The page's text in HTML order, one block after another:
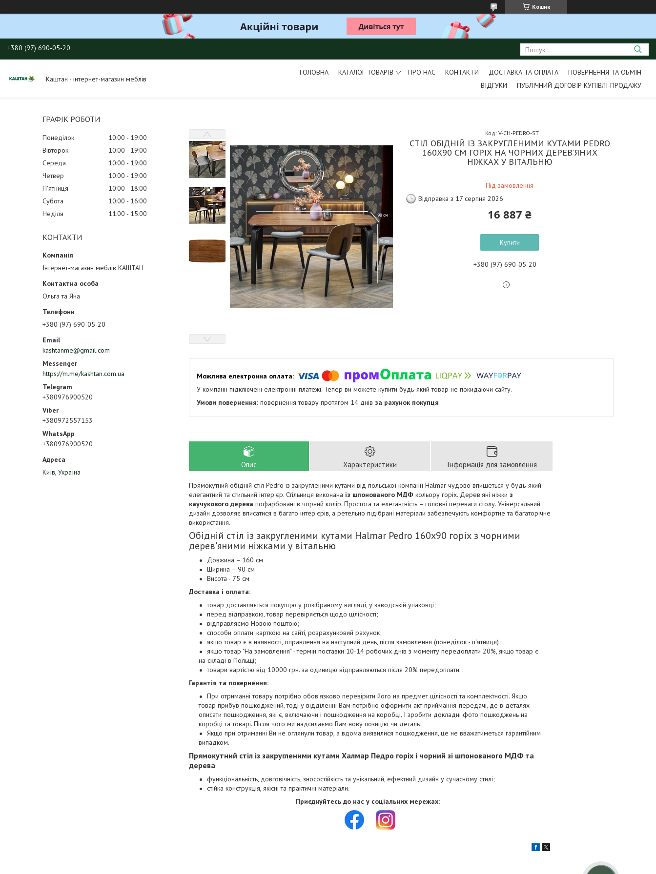
Кошик
+380 (97) 690-05-20
Каштан - інтернет-магазин меблів
ГОЛОВНА КАТАЛОГ ТОВАРІВ ПРО НАС КОНТАКТИ ДОСТАВКА ТА ОПЛАТА
ПОВЕРНЕННЯ ТА ОБМІН
ВІДГУКИ
ПУБЛІЧНИЙ ДОГОВІР КУПІВЛІ-ПРОДАЖУ
ГРАФІК РОБОТИ
Понеділок 10:00
19:00
Вівторок
10:00
19:00
Середа
10:00
19:00
Четвер
10:00
19:00
Пʼятниця
10:00
18:00
Субота
10:00
16:00
Неділя
11:00 15:00
КОНТАКТИ
Інтернет-магазин меблів КАШТАН
Ольга та Яна
+380 (97) 690-05-20
kashtanme@gmail.com
https://m.me/kashtan.com.ua
+380976900520
+380972557153
+380976900520
Київ, Україна
СТІЛ ОБІДНІЙ ІЗ ЗАКРУГЛЕНИМИ КУТАМИ PEDRO
160Х90 СМ ГОРІХ НА ЧОРНИХ ДЕРЕВ'ЯНИХ
НІЖКАХ У ВІТАЛЬНЮ
Під замовлення
Код:V-CH-PEDRO-ST
Відправка з 17 серпня 2026
16 887 ₴
Купити
+380 (97) 690-05-20
У компанії підключені електронні платежі. Тепер ви можете купити будь-який товар не покидаючи сайту.
повернення товару протягом 14 днів за рахунок покупця
Опис Характеристики Інформація для замовлення
Прямокутний обідній стіл Pedro із закругленими кутами від польської компанії Halmar чудово впишеться у будь-який
елегантний та стильний інтер'єр. Стільниця виконана із шпонованого МДФ кольору горіх. Дерев'яні ніжки з
каучукового дерева пофарбовані в чорний колір. Простота та елегантність – головні переваги столу. Універсальний
дизайн дозволяє вписатися в багато інтер'єрів, а ретельно підібрані матеріали забезпечують комфортне та багаторічне
використання.
Обідній стіл із закругленими кутами Halmar Pedro 160х90 горіх з чорними
дерев'яними ніжками у вітальню
Довжина – 160 см
Ширина – 90 см
Висота - 75 см
Доставка і оплата:
товар доставляється покупцю у розібраному вигляді, у заводській упаковці;
перед відправкою, товар перевіряється щодо цілісності;
відправляємо Новою поштою;
способи оплати: карткою на сайті, розрахунковий рахунок;
якщо товар є в наявності, оправлення на наступний день, після замовлення (понеділок - п'ятниця);
якщо товар "На замовлення" - термін поставки 10-14 робочих днів з моменту передоплати 20%, якщо товар є
на складі в Польщі;
товари вартістю від 10000 грн. за одиницю відправляються після 20% передоплати.
Гарантія та повернення:
При отриманні товару потрібно обов'язково перевірити його на предмет цілісності та комплектності. Якщо
товар прибув пошкоджений, тоді у відділенні Вам потрібно оформити акт приймання-передачі, де в деталях
описати пошкодження, які є, включаючи і пошкодження на коробці. І зробити докладні фото пошкоджень на
коробці та товарі. Після чого ми надсилаємо Вам нову позицію чи деталь;
Якщо при отриманні Ви не оглянули товар, а вдома виявилися пошкодження, це не вважатиметься гарантійним
випадком.
Прямокутний стіл із закругленими кутами Халмар Педро горіх і чорний зі шпонованого МДФ та
дерева
функціональність, довговічність, зносостійкість та унікальний, ефектний дизайн у сучасному стилі;
стійка конструкція, якісні та практичні матеріали.
Приєднуйтесь до нас у соціальних мережах: